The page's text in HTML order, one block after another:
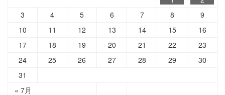
« 7月
8
9
10
11 12 13 14 15
16
17
18 19 20 21 22
23
24
25 26 27 28 29
30
31